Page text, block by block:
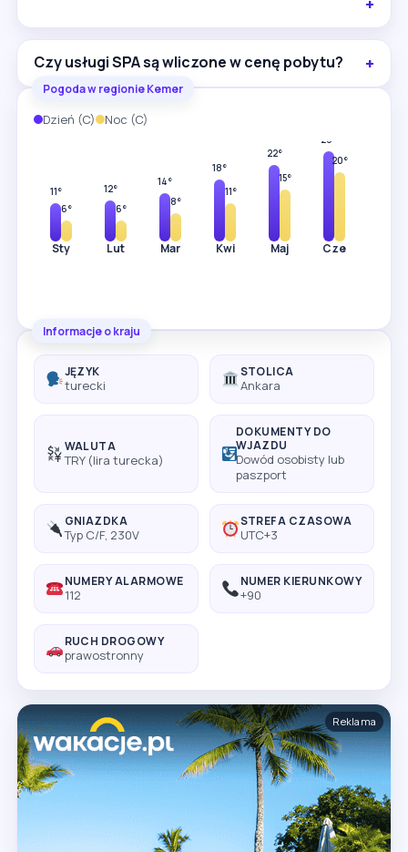
Czy usługi SPA są wliczone w cenę pobytu?
Pogoda w regionie Kemer
Dzień (C) Noc (C)
11°
6°
Sty
12°
6°
Lut
14°
8°
Mar
18°
11°
Kwi
22°
15°
Maj
26°
20°
Cze
Informacje o kraju
JĘZYK
turecki
STOLICA
Ankara
WALUTA
TRY (lira turecka)
DOKUMENTY DO
WJAZDU
Dowód osobisty lub
paszport
GNIAZDKA
Typ C/F, 230V
STREFA CZASOWA
UTC+3
NUMERY ALARMOWE
112
NUMER KIERUNKOWY
+90
RUCH DROGOWY
prawostronny
Reklama